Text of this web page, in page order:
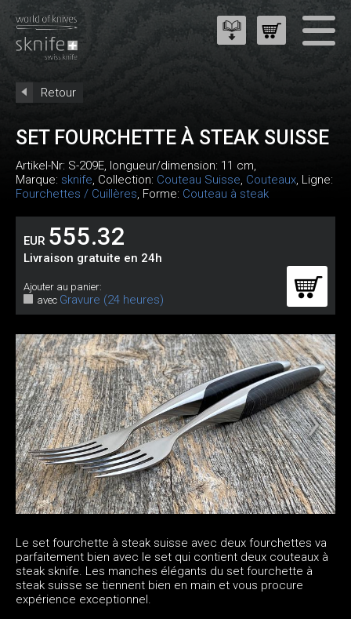
Retour
SET FOURCHETTE À STEAK SUISSE
Artikel-Nr: S-209E, longueur/dimension: 11 cm,
Marque: sknife, Collection: Couteau Suisse, Couteaux, Ligne:
Fourchettes / Cuillères, Forme: Couteau à steak
EUR 555.32
Livraison gratuite en 24h
Ajouter au panier:
avec Gravure (24 heures)
Le set fourchette à steak suisse avec deux fourchettes va
parfaitement bien avec le set qui contient deux couteaux à
steak sknife. Les manches élégants du set fourchette à
steak suisse se tiennent bien en main et vous procure
expérience exceptionnel.